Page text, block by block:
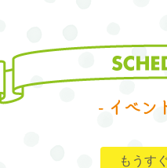
もうす